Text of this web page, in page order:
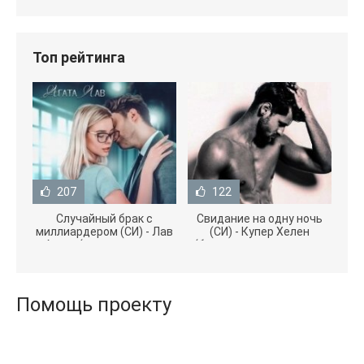
Топ рейтинга
207
Случайный брак с
миллиардером (СИ) - Лав
Агата (полная версия
122
Свидание на одну ночь
(СИ) - Купер Хелен
(бесплатные серии книг
Помощь проекту